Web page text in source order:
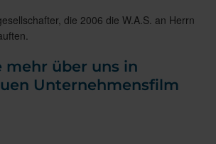
die 2006 die W.A.S. an Herrn
mehr über uns in
Unternehmensfilm